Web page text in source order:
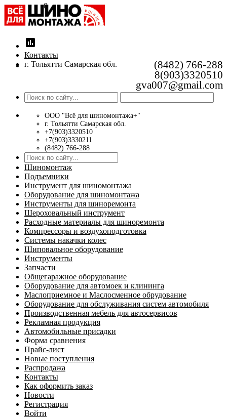
insert_chart
0
Контакты
г. Тольятти Самарская обл.
(8482) 766-288
8(903)3320510
gva007@gmail.com
ООО "Всё для шиномонтажа+"
г. Тольятти Самарская обл.
+7(903)3320510
+7(903)3330211
(8482) 766-288
Шиномонтаж
Подъемники
Инструмент для шиномонтажа
Оборудование для шиномонтажа
Инструменты для шиноремонта
Шероховальный инструмент
Расходные материалы для шиноремонта
Компрессоры и воздухоподготовка
Системы накачки колес
Шиповальное оборудование
Инструменты
Запчасти
Общегаражное оборудование
Оборудование для автомоек и клининга
Маслоприемное и Маслосменное обрудование
Оборудование для обслуживания систем автомобиля
Производственная мебель для автосервисов
Рекламная продукция
Автомобильные присадки
Форма сравнения
Прайс-лист
Новые поступления
Распродажа
Контакты
Как оформить заказ
Новости
Регистрация
Войти